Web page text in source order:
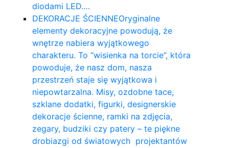
diodami LED.…
DEKORACJE ŚCIENNEOryginalne
elementy dekoracyjne powodują, że
wnętrze nabiera wyjątkowego
charakteru. To “wisienka na torcie”, która
powoduje, że nasz dom, nasza
przestrzeń staje się wyjątkowa i
niepowtarzalna. Misy, ozdobne tace,
szklane dodatki, figurki, designerskie
dekoracje ścienne, ramki na zdjęcia,
zegary, budziki czy patery – te piękne
drobiazgi od światowych projektantów